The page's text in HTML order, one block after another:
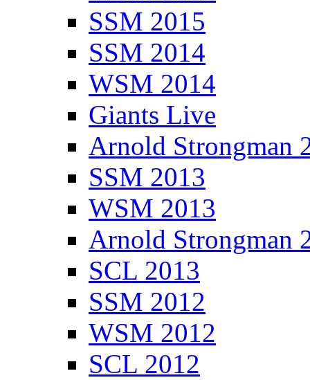
SSM 2015
SSM 2014
WSM 2014
Giants Live
Arnold Strongman
SSM 2013
WSM 2013
Arnold Strongman
SCL 2013
SSM 2012
WSM 2012
SCL 2012